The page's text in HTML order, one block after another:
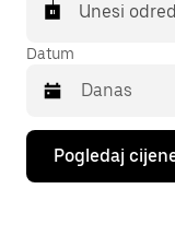
Unesi
Datum
Pritisni
tipku
sa
Pogledaj